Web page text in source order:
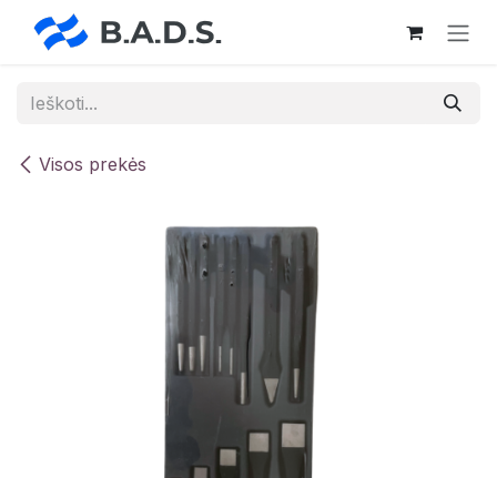
Skip to Content
Visos prekės